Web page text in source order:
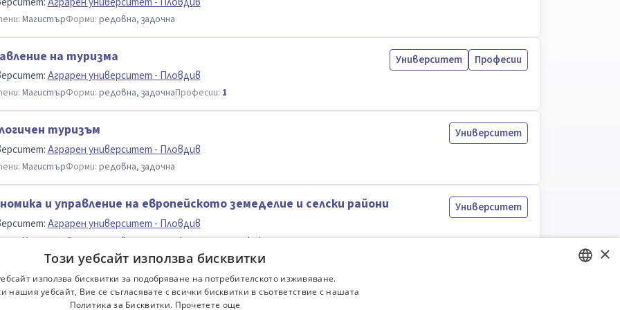
МагистърФорми: редовна, задочна
на туризма
Аграрен университет - Пловдив
МагистърФорми: редовна, задочнаПрофесии: 1
Университет Професии
туризъм
Аграрен университет - Пловдив
МагистърФорми: редовна, задочна
Университет
и управление на европейското земеделие и селски райони
Аграрен университет - Пловдив
МагистърФорми:редовна, задочна, кореспондентска/дистанционна
Университет
на туризма
Аграрен университет - Пловдив
×
Този уебсайт използва бисквитки
използва бисквитки за подобряване на потребителското изживяване.
нашия уебсайт, Вие се съгласявате с всички бисквитки в съответствие с нашата
Политика за Бисквитки. Прочетете още